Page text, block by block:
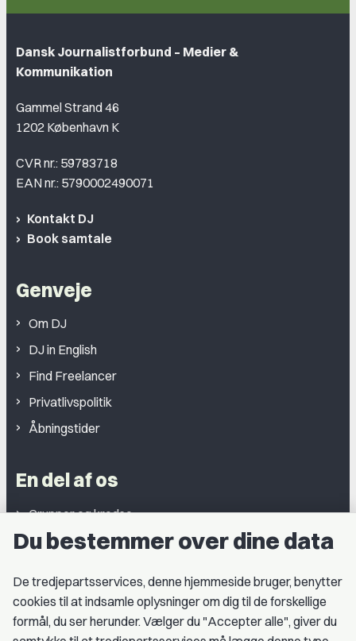
Dansk Journalistforbund – Medier &
Kommunikation
Gammel Strand 46
1202 København K
CVR nr.: 59783718
EAN nr.: 5790002490071
Kontakt DJ
Book samtale
Genveje
Om DJ
DJ in English
Find Freelancer
Privatlivspolitik
Åbningstider
En del af os
Grupper og kredse
Studentergrupper
Medlemskab
Du bestemmer over dine data
De tredjepartsservices, denne hjemmeside bruger, benytter
cookies til at indsamle oplysninger om dig til de forskellige
formål, du ser herunder. Vælger du "Accepter alle", giver du